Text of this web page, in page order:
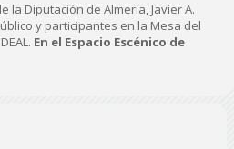
la Diputación de Almería, Javier A.
y participantes en la Mesa del
En el Espacio Escénico de